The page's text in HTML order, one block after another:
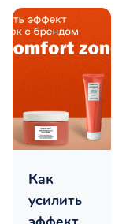
Как
усилить